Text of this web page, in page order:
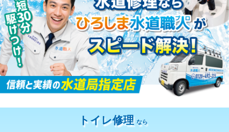
トイレ修理 なら